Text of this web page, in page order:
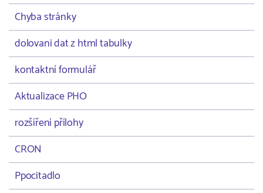
Chyba stránky
dolovani dat z html tabulky
kontaktní formulář
Aktualizace PHO
rozšíření přílohy
CRON
Ppocitadlo